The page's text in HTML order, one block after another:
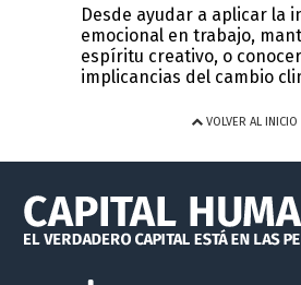
Desde ayudar a aplicar la
emocional en trabajo,
espíritu creativo, o
implicancias del cambio
VOLVER AL INICIO